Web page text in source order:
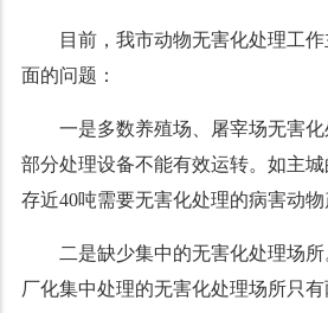
目前，我市动物无害化处理工
面的问题：
一是多数养殖场、屠宰场无害化
部分处理设备不能有效运转。如主
存近40吨需要无害化处理的病害动物
二是缺少集中的无害化处理场
厂化集中处理的无害化处理场所只